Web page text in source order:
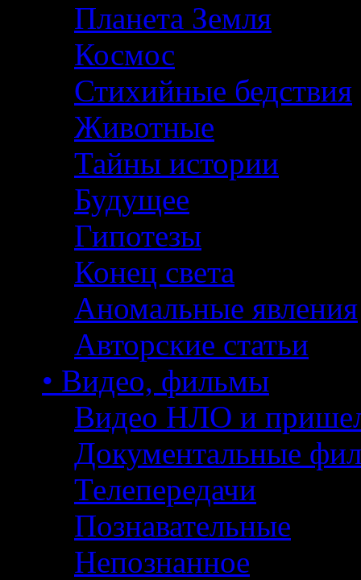
Планета Земля
Космос
Стихийные бедствия
Животные
Тайны истории
Будущее
Гипотезы
Конец света
Аномальные явления
Авторские статьи
• Видео, фильмы
Видео НЛО и
Документальные
Телепередачи
Познавательные
Непознанное